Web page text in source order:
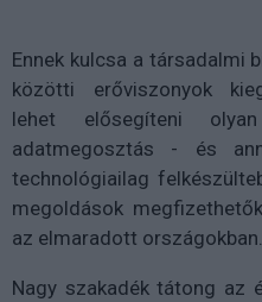
Ennek kulcsa a társadalmi
közötti erőviszonyok
lehet elősegíteni
adatmegosztás - és
technológiailag
megoldások
az elmaradott országokban.
Nagy szakadék tátong az